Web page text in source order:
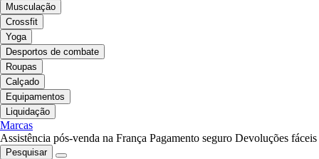
Musculação
Crossfit
Yoga
Desportos de combate
Roupas
Calçado
Equipamentos
Liquidação
Marcas
Assistência pós-venda na França Pagamento seguro Devoluções fáceis
Pesquisar